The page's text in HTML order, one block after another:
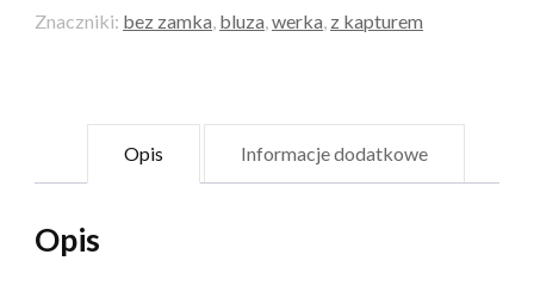
Znaczniki: bez zamka bluza werka z kapturem
Opis Informacje dodatkowe
Opis